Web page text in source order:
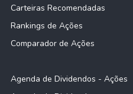
Nos anos seguintes
saneamento foram
da empresa.
Muitas dessas
Carteiras Recomendadas
Rankings de Ações
Comparador de Ações
Agenda de Dividendos - Ações